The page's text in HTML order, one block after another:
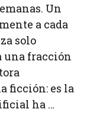
Un
a cada
solo
una fracción
ficción: es la
ha …